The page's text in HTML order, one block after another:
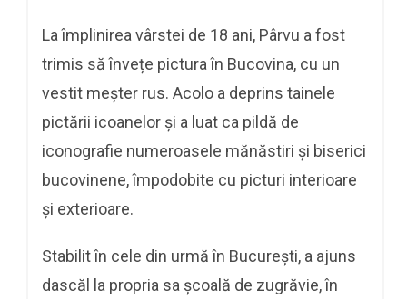
La împlinirea vârstei de 18 ani, Pârvu a fost
trimis să învețe pictura în Bucovina, cu un
vestit meșter rus. Acolo a deprins tainele
pictării icoanelor și a luat ca pildă de
iconografie numeroasele mănăstiri și biserici
bucovinene, împodobite cu picturi interioare
și exterioare.
Stabilit în cele din urmă în București, a ajuns
dascăl la propria sa școală de zugrăvie, în